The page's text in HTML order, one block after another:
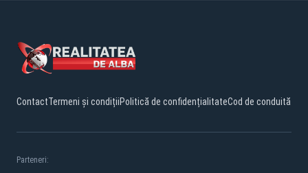
ContactTermeni și condițiiPolitică de confidențialitateCod de conduită
Parteneri: